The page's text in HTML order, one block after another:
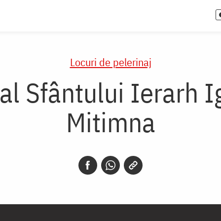
Locuri de pelerinaj
Sfântului Ierarh
Mitimna